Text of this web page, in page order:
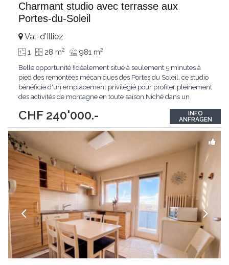
Charmant studio avec terrasse aux
Portes-du-Soleil
CHF 240'000.-
Val-d'Illiez
1 28 m2 981 m2
Belle opportunité !Idéalement situé à seulement 5 minutes à
pied des remontées mécaniques des Portes du Soleil, ce studio
bénéficie d'un emplacement privilégié pour profiter pleinement
des activités de montagne en toute saison.Niché dans un
terrasse offrant un espace extérieur appréciable pour se
détendre après une journée...
INFO
ANFRAGEN